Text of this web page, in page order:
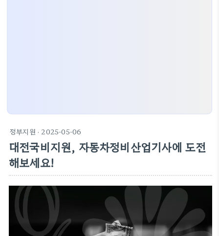
정부지원 · 2025-05-06
대전국비지원, 자동차정비산업기사에 도전
해보세요!